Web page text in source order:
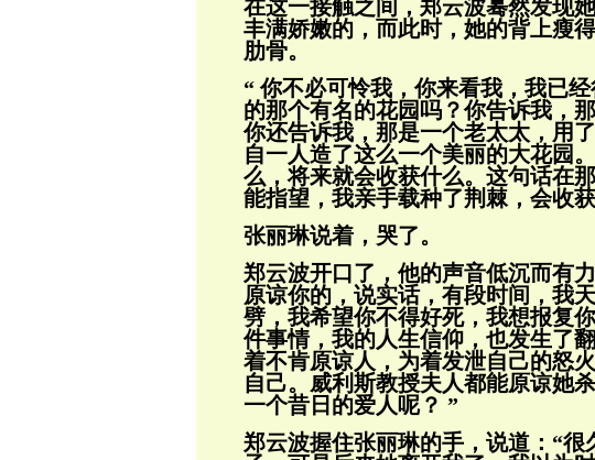
在这一接触之间，郑云波蓦然发现
丰满娇嫩的，而此时，她的背上瘦
肋骨。
“ 你不必可怜我，你来看我，我已
的那个有名的花园吗？你告诉我，
你还告诉我，那是一个老太太， 用
自一人造了这么一个美丽的大花园
么，将来就会收获什么。这句话在
能指望，我亲手载种了荆棘，会收
张丽琳说着，哭了。
郑云波开口了，他的声音低沉而有
原谅你的，说实话，有段时间，我
劈，我希望你不得好死，我想报复
件事情，我的人生信仰，也发生了
着不肯原谅人，为着发泄自己的怒
自己。威利斯教授夫人都能原谅她
一个昔日的爱人呢？ ”
郑云波握住张丽琳的手，说道：“